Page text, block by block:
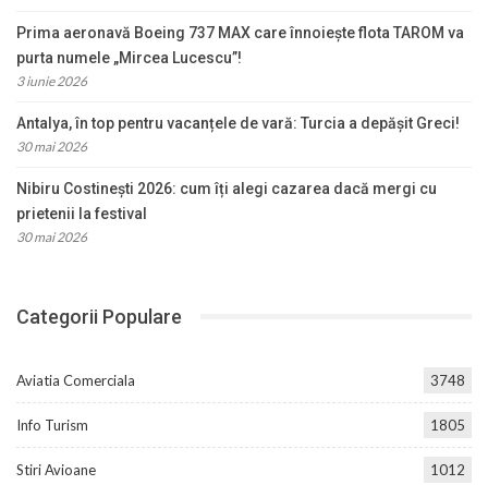
Prima aeronavă Boeing 737 MAX care înnoiește flota TAROM va
purta numele „Mircea Lucescu”!
3 iunie 2026
Antalya, în top pentru vacanțele de vară: Turcia a depășit Greci!
30 mai 2026
Nibiru Costinești 2026: cum îți alegi cazarea dacă mergi cu
prietenii la festival
30 mai 2026
Categorii Populare
Aviatia Comerciala 3748
Info Turism 1805
Stiri Avioane 1012